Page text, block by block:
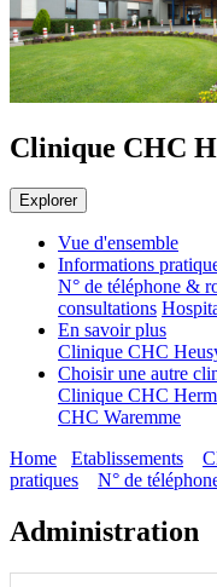
Clinique CHC
Explorer
Vue d'ensemble
Informations
N° de téléphone &
consultations
En savoir plus
Clinique CHC
Choisir une autre
Clinique CHC
CHC Waremme
Home
Etablissements
pratiques
N° de
Administration